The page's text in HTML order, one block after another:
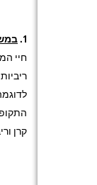
חיי
קרן